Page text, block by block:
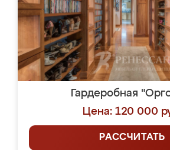
Гардеробная
Цена: 120 000
РАССЧИТАТЬ